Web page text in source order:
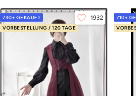
730+ GEKAUFT
VORBESTELLUNG / 120 TAGE
1932
710+